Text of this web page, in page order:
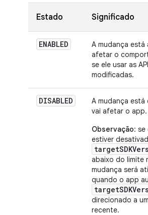
Estado Significado
ENABLED
A mudança está
afetar o
se ele usar as
modificadas.
DISABLED
A mudança está
vai afetar o app.
Observação: se
estiver
abaixo do limite
mudança será
quando o app
direcionado a
recente.